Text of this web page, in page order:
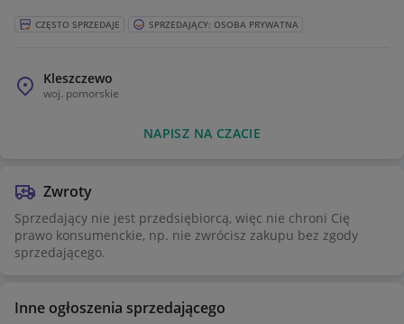
CZĘSTO SPRZEDAJE SPRZEDAJĄCY: OSOBA PRYWATNA
Kleszczewo
woj. pomorskie
NAPISZ NA CZACIE
Zwroty
Sprzedający nie jest przedsiębiorcą, więc nie chroni Cię
prawo konsumenckie, np. nie zwrócisz zakupu bez zgody
sprzedającego.
Inne ogłoszenia sprzedającego